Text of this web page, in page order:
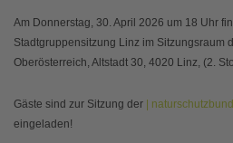
Am Donnerstag, 30. April 2026 um 18 Uhr
Stadtgruppensitzung Linz im Sitzungsraum
Oberösterreich, Altstadt 30, 4020 Linz, (2.
Gäste sind zur Sitzung der |
eingeladen!